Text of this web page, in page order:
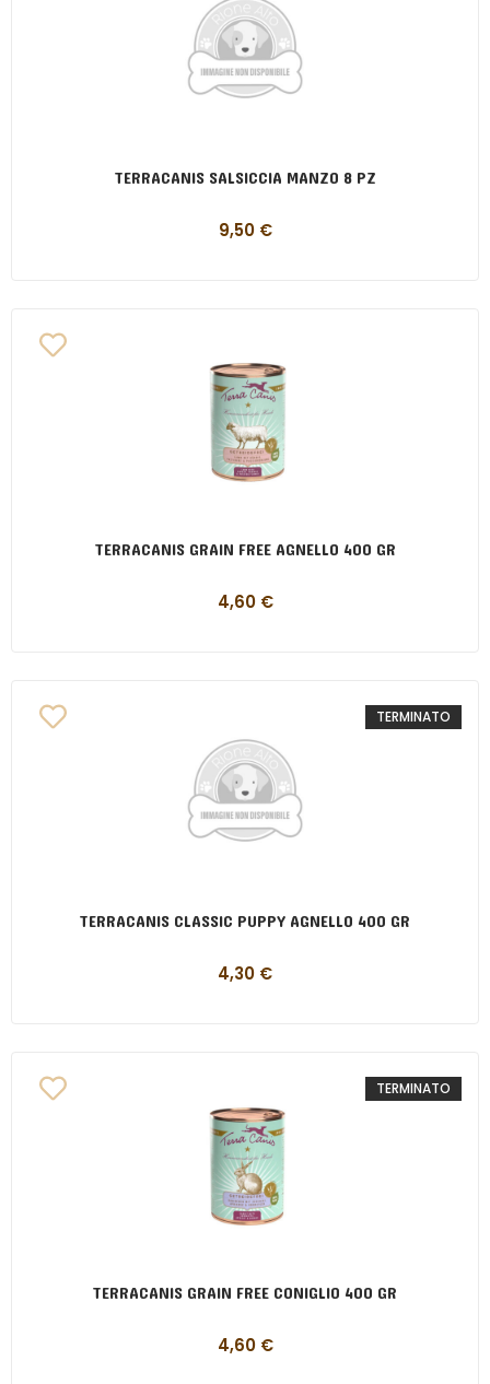
TERRACANIS SALSICCIA MANZO 8 PZ
9,50 €
TERRACANIS GRAIN FREE AGNELLO 400 GR
4,60 €
TERMINATO
TERRACANIS CLASSIC PUPPY AGNELLO 400 GR
4,30 €
TERMINATO
TERRACANIS GRAIN FREE CONIGLIO 400 GR
4,60 €